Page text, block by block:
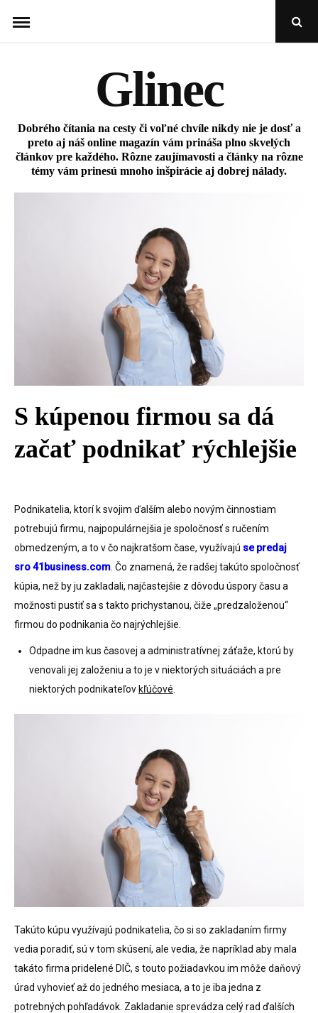
content
Open
Glinec
Dobrého čítania na cesty či voľné chvíle nikdy nie je dosť a
preto aj náš online magazín vám prináša plno skvelých
článkov pre každého. Rôzne zaujímavosti a články na rôzne
témy vám prinesú mnoho inšpirácie aj dobrej nálady.
S kúpenou firmou sa dá
začať podnikať rýchlejšie
Podnikatelia, ktorí k svojim ďalším alebo novým činnostiam
potrebujú firmu, najpopulárnejšia je spoločnosť s ručením
obmedzeným, a to v čo najkratšom čase, využívajú se predaj
sro 41business.com . Čo znamená, že radšej takúto spoločnosť
kúpia, než by ju zakladali, najčastejšie z dôvodu úspory času a
možnosti pustiť sa s takto prichystanou, čiže „predzaloženou“
firmou do podnikania čo najrýchlejšie.
Odpadne im kus časovej a administratívnej záťaže, ktorú by
venovali jej založeniu a to je v niektorých situáciách a pre
niektorých podnikateľov kľúčové
Takúto kúpu využívajú podnikatelia, čo si so zakladaním firmy
vedia poradiť, sú v tom skúsení, ale vedia, že napríklad aby mala
takáto firma pridelené DIČ, s touto požiadavkou im môže daňový
úrad vyhovieť až do jedného mesiaca, a to je iba jedna z
potrebných pohľadávok. Zakladanie sprevádza celý rad ďalších